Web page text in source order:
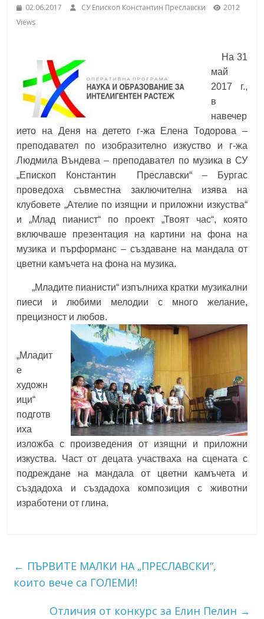
under the Erasmus+ Programme in
School,
Burgas
Средно
училище
"Епископ
Константин
Преславски"
Бургас
02.06.2017 СУ Епископ Константин Преславски
2012
Views
На 31
май
2017 г.,
в
навечер
ието на Деня на детето г-жа Елена Тодорова –
преподавател по изобразително изкуство и г-жа
Людмила Въндева – преподавател по музика в СУ
„Епископ Константин Преславски“ – Бургас
проведоха съвместна заключителна изява на
клубовете „Ателие по изящни и приложни изкуства“
и „Млад пианист“ по проект „Твоят час“, която
включваше презентация на картини на фона на
музика и пърформанс – създаване на мандала от
цветни камъчета на фона на музика.
„Младите пианисти“ изпълниха кратки музикални
пиеси и любими мелодии с много желание,
прецизност и любов.
„Младит
е
художн
ици“
подготв
иха
изложба с произведения от изящни и приложни
изкуства. Част от децата участваха на сцената с
подреждане на мандала от цветни камъчета и
създадоха и създадоха композиция с животни
изработени от глина.
← ПЪРВИТЕ МАЛКИ НА „ПРЕСЛАВСКИ“,
които вече са ГОЛЕМИ!
Отличия от конкурс за Елин Пелин →